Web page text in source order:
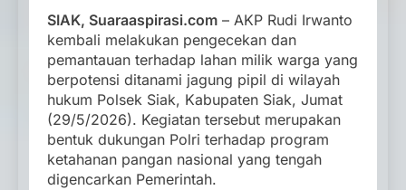
SIAK, Suaraaspirasi.com – AKP Rudi Irwanto
kembali melakukan pengecekan dan
pemantauan terhadap lahan milik warga yang
berpotensi ditanami jagung pipil di wilayah
hukum Polsek Siak, Kabupaten Siak, Jumat
(29/5/2026). Kegiatan tersebut merupakan
bentuk dukungan Polri terhadap program
ketahanan pangan nasional yang tengah
digencarkan Pemerintah.